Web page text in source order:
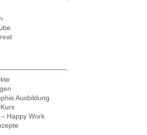
Ausbildung
Happy Work